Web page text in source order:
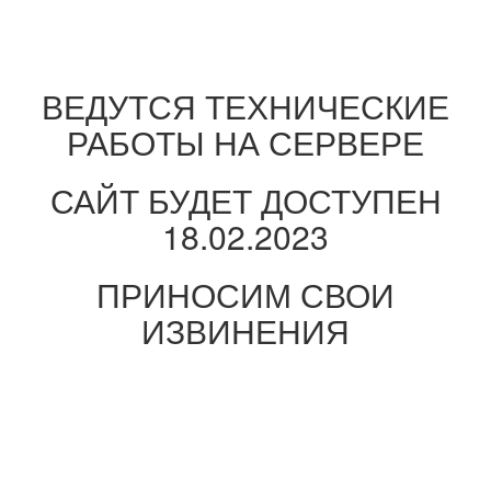
ВЕДУТСЯ ТЕХНИЧЕСКИЕ
РАБОТЫ НА СЕРВЕРЕ
САЙТ БУДЕТ ДОСТУПЕН
18.02.2023
ПРИНОСИМ СВОИ
ИЗВИНЕНИЯ